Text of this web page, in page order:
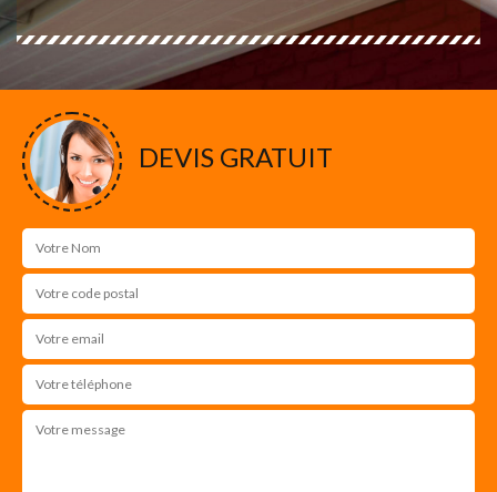
DEVIS GRATUIT